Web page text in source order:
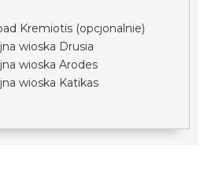
Kremiotis (opcjonalnie)
wioska Drusia
wioska Arodes
wioska Katikas